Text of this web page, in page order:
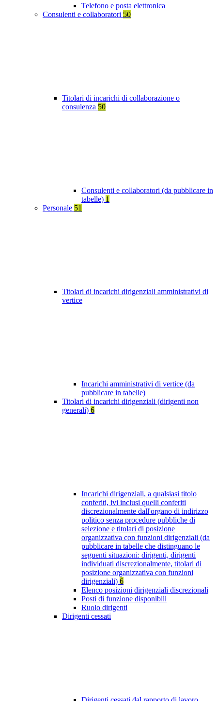
Telefono e posta elettronica
Consulenti e collaboratori 50
Titolari di incarichi di collaborazione o
consulenza 50
Consulenti e collaboratori (da pubblicare in
tabelle) 1
Personale 51
Titolari di incarichi dirigenziali amministrativi di
vertice
Incarichi amministrativi di vertice (da
pubblicare in tabelle)
Titolari di incarichi dirigenziali (dirigenti non
generali) 6
Incarichi dirigenziali, a qualsiasi titolo
conferiti, ivi inclusi quelli conferiti
discrezionalmente dall'organo di indirizzo
politico senza procedure pubbliche di
selezione e titolari di posizione
organizzativa con funzioni dirigenziali (da
pubblicare in tabelle che distinguano le
seguenti situazioni: dirigenti, dirigenti
individuati discrezionalmente, titolari di
posizione organizzativa con funzioni
dirigenziali) 6
Elenco posizioni dirigenziali discrezionali
Posti di funzione disponibili
Ruolo dirigenti
Dirigenti cessati